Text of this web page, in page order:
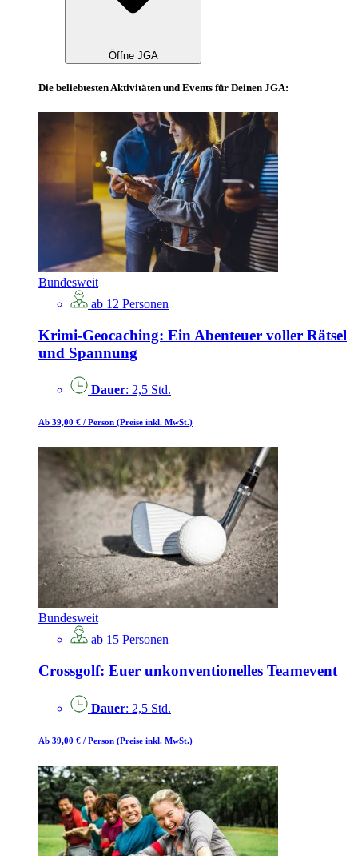
Öffne JGA
Die beliebtesten Aktivitäten und Events für Deinen JGA:
Bundesweit
ab 12 Personen
Krimi-Geocaching: Ein Abenteuer voller Rätsel
und Spannung
Dauer: 2,5 Std.
Ab 39,00 € / Person (Preise inkl. MwSt.)
Bundesweit
ab 15 Personen
Crossgolf: Euer unkonventionelles Teamevent
Dauer: 2,5 Std.
Ab 39,00 € / Person (Preise inkl. MwSt.)